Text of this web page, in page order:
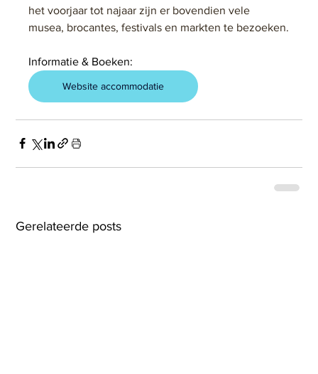
het voorjaar tot najaar zijn er bovendien vele
musea, brocantes, festivals en markten te bezoeken.
Informatie & Boeken:
Website accommodatie
Gerelateerde posts